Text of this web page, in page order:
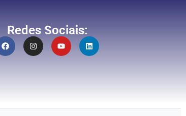
Redes Sociais: